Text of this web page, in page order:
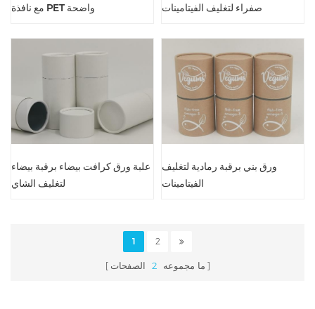
مع نافذة PET واضحة
صفراء لتغليف الفيتامينات
علبة ورق كرافت بيضاء برقبة بيضاء
لتغليف الشاي
ورق بني برقبة رمادية لتغليف
الفيتامينات
1 2
ما مجموعه 2 الصفحات